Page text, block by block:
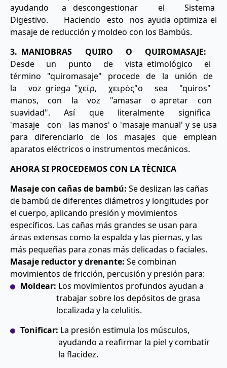
ayudando a descongestionar el Sistema
Digestivo. Haciendo esto nos ayuda optimiza el
masaje de reducción y moldeo con los Bambús.
3. MANIOBRAS QUIRO O QUIROMASAJE:
Desde un punto de vista etimológico el
término "quiromasaje" procede de la unión de
la voz griega "χείρ, χειρός"o sea "quiros"
manos, con la voz "amasar o apretar con
suavidad". Así que literalmente significa
'masaje con las manos' o 'masaje manual' y se usa
para diferenciarlo de los masajes que emplean
aparatos eléctricos o instrumentos mecánicos.
AHORA SI PROCEDEMOS CON LA TÈCNICA
Masaje con cañas de bambú: Se deslizan las cañas
de bambú de diferentes diámetros y longitudes por
el cuerpo, aplicando presión y movimientos
específicos. Las cañas más grandes se usan para
áreas extensas como la espalda y las piernas, y las
más pequeñas para zonas más delicadas o faciales.
Masaje reductor y drenante: Se combinan
movimientos de fricción, percusión y presión para:
Moldear: Los movimientos profundos ayudan a
trabajar sobre los depósitos de grasa
localizada y la celulitis.
Tonificar: La presión estimula los músculos,
ayudando a reafirmar la piel y combatir
la flacidez.